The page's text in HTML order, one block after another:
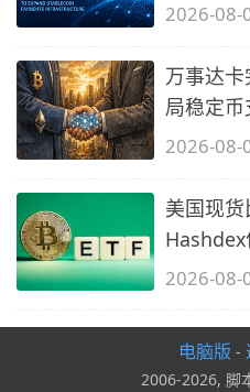
2026-08-
万事达
局稳定
2026-08-
美国现货
Hashdex
2026-08-
电脑版 -
2006-2026, 脚